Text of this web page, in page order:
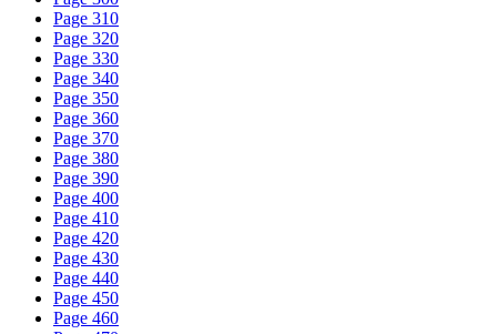
Page 310
Page 320
Page 330
Page 340
Page 350
Page 360
Page 370
Page 380
Page 390
Page 400
Page 410
Page 420
Page 430
Page 440
Page 450
Page 460